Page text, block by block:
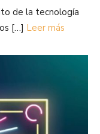
de la tecnología
[…] Leer más